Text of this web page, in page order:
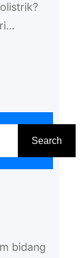
Jika
Search
bidang